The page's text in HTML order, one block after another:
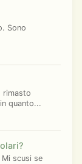
Sono
rimasto
quanto...
scusi se